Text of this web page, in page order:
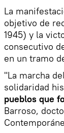
La
objetivo de
1945) y la
consecutivo
en un tramo
"La marcha
solidaridad
pueblos que
Barroso,